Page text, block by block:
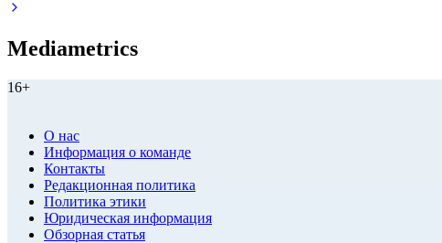
Mediametrics
16+
О нас
Информация о команде
Контакты
Редакционная политика
Политика этики
Юридическая информация
Обзорная статья